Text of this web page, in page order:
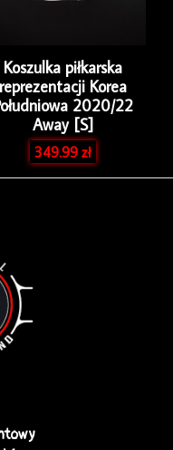
Koszulka piłkarska
reprezentacji Korea
2020/22
Away [S]
349.99zł